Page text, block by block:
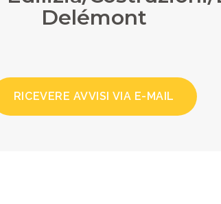
Delémont
RICEVERE AVVISI VIA E-MAIL